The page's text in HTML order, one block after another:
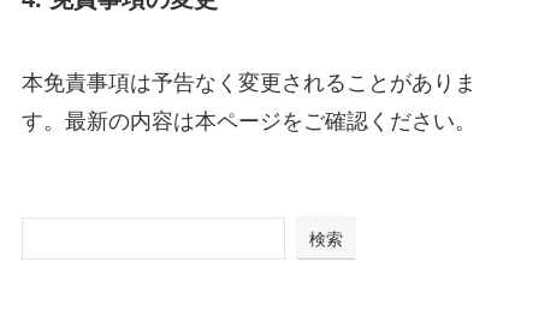
本免責事項は予告なく変更されることがありま
す。最新の内容は本ページをご確認ください。
検索